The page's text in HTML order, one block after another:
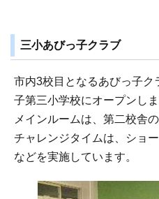
三小あびっ子クラブ
市内3校目となるあびっ子
子第三小学校にオープンしま
メインルームは、第二校舎
チャレンジタイムは、ショ
などを実施しています。